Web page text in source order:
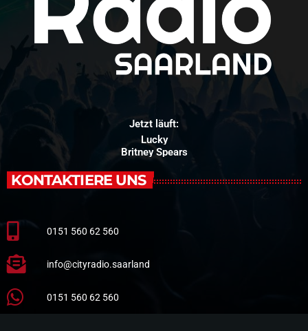
Jetzt läuft:
Lucky
Britney Spears
KONTAKTIERE UNS
0151 560 62 560
info@cityradio.saarland
0151 560 62 560